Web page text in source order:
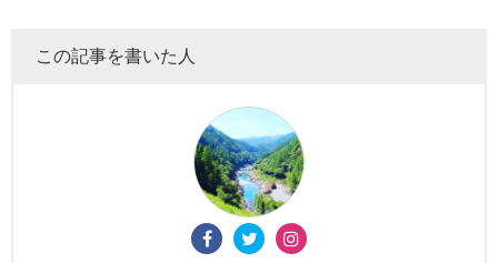
この記事を書いた人